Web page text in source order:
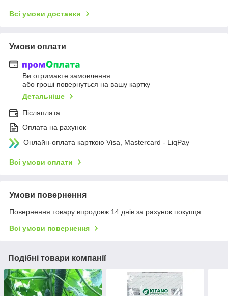
Всі умови доставки
Умови оплати
Ви отримаєте замовлення
або гроші повернуться на вашу картку
Детальніше
Післяплата
Оплата на рахунок
Онлайн-оплата карткою Visa, Mastercard - LiqPay
Всі умови оплати
Умови повернення
Повернення товару впродовж 14 днів за рахунок покупця
Всі умови повернення
Подібні товари компанії